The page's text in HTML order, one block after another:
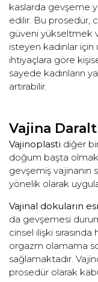
kaslarda gevşeme
edilir. Bu prosedür,
güveni yükseltmek
isteyen kadınlar için
ihtiyaçlara göre
sayede kadınların
artırabilir.
Vajina
Vajinoplasti diğer
doğum başta
gevşemiş vajinanın
yönelik olarak
Vajinal dokuların
da gevşemesi
cinsel ilişki sırasında
orgazm olamama
sağlamaktadır.
prosedür olarak